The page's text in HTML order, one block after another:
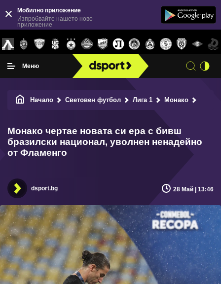
Мобилно приложение
Изпробвайте нашето ново
приложение
Меню
Начало Световен футбол Лига 1 Монако
Монако чертае новата си ера с бивш
бразилски национал, уволнен ненадейно
от Фламенго
dsport.bg 28 Май | 13:46